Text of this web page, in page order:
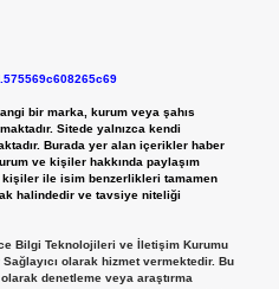
bir marka, kurum veya şahıs
Sitede yalnızca kendi
Burada yer alan içerikler haber
ve kişiler hakkında paylaşım
kişiler ile isim benzerlikleri tamamen
halindedir ve tavsiye niteliği
Bilgi Teknolojileri ve İletişim Kurumu
olarak hizmet vermektedir. Bu
denetleme veya araştırma